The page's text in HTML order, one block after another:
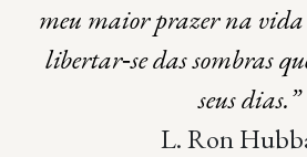
meu maior prazer na vida
libertar‑se das sombras
seus dias.”
L. Ron